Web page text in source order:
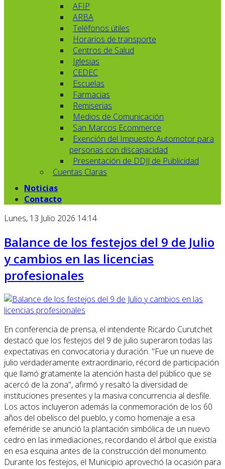
AFIP
ARBA
Teléfonos útiles
Horarios de transporte
Centros de Salud
Iglesias
CEDEC
Escuelas
Farmacias
Remiserias
Medios de Comunicación
San Marcos Ecommerce
Exención del Impuesto Automotor para
personas con discapacidad
Presentación de DDJJ de Publicidad
Cuentas Claras
Noticias
Contacto
Lunes, 13 Julio 2026 14:14
Balance de los festejos del 9 de Julio
y cambios en las licencias
profesionales
En conferencia de prensa, el intendente Ricardo Curutchet
destacó que los festejos del 9 de julio superaron todas las
expectativas en convocatoria y duración. "Fue un nueve de
julio verdaderamente extraordinario, récord de participación
que llamó gratamente la atención hasta del público que se
acercó de la zona", afirmó y resaltó la diversidad de
instituciones presentes y la masiva concurrencia al desfile.
Los actos incluyeron además la conmemoración de los 60
años del obelisco del pueblo, y como homenaje a esa
efeméride se anunció la plantación simbólica de un nuevo
cedro en las inmediaciones, recordando el árbol que existía
en esa esquina antes de la construcción del monumento.
Durante los festejos, el Municipio aprovechó la ocasión para